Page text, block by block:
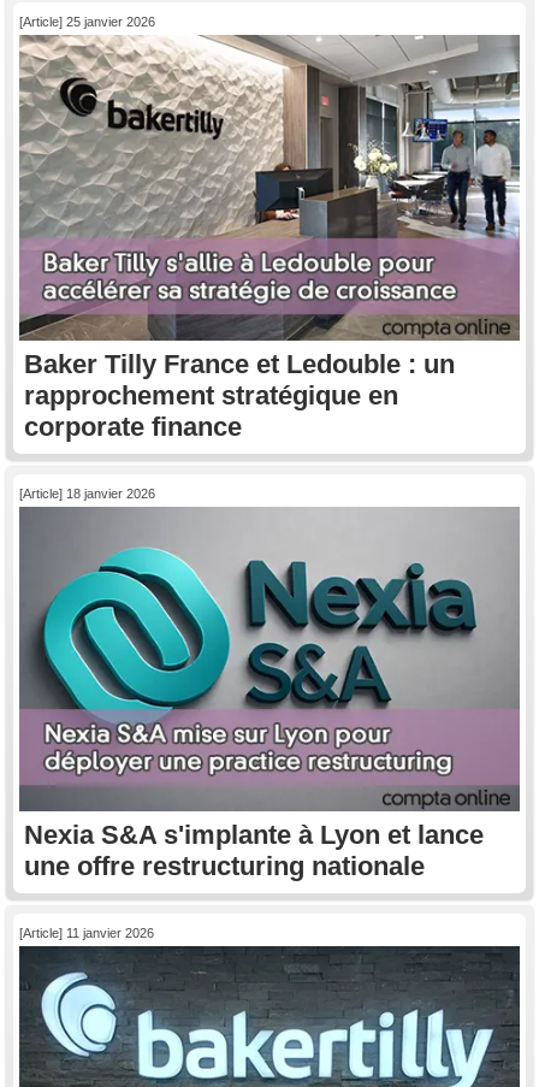
[Article] 25 janvier 2026
Baker Tilly France et Ledouble : un
rapprochement stratégique en
corporate finance
[Article] 18 janvier 2026
Nexia S&A s'implante à Lyon et lance
une offre restructuring nationale
[Article] 11 janvier 2026